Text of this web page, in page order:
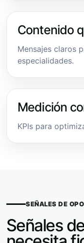
Contenido
Mensajes claros
especialidades.
Medición
KPIs para
SEÑALES DE
Señales